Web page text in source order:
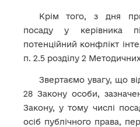
Крім того, з дня
посаду у керівника
потенційний конфлікт
п. 2.5 розділу 2
Звертаємо увагу, що
28 Закону особи,
Закону, у тому числі
осіб публічного права,